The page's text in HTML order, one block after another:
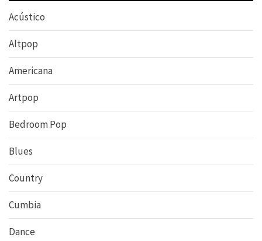
Acústico
Altpop
Americana
Artpop
Bedroom Pop
Blues
Country
Cumbia
Dance